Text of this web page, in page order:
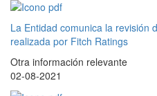
La Entidad comunica la revisión
realizada por Fitch Ratings
Otra información relevante
02-08-2021